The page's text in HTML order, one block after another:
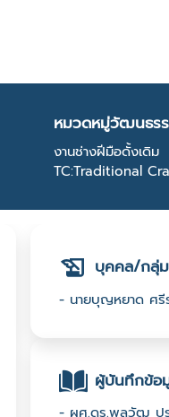
หมวดหมู่วัฒนธร
งานช่างฝีมือดั้งเดิม
TC:Traditional
บุคคล/กลุ่
- นายบุญหยาด ศรี
ผู้บันทึกข้อ
- ผศ.ดร.พลวัฒ ป